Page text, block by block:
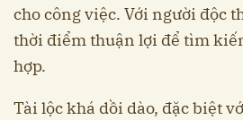
cho công việc. Với người độc
thời điểm thuận lợi để tìm
hợp.
Tài lộc khá dồi dào, đặc biệt